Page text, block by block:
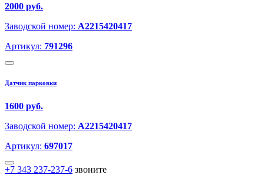
2000 руб.
Заводской номер: A2215420417
Артикул: 791296
Датчик парковки
1600 руб.
Заводской номер: A2215420417
Артикул: 697017
+7 343 237-237-6 звоните